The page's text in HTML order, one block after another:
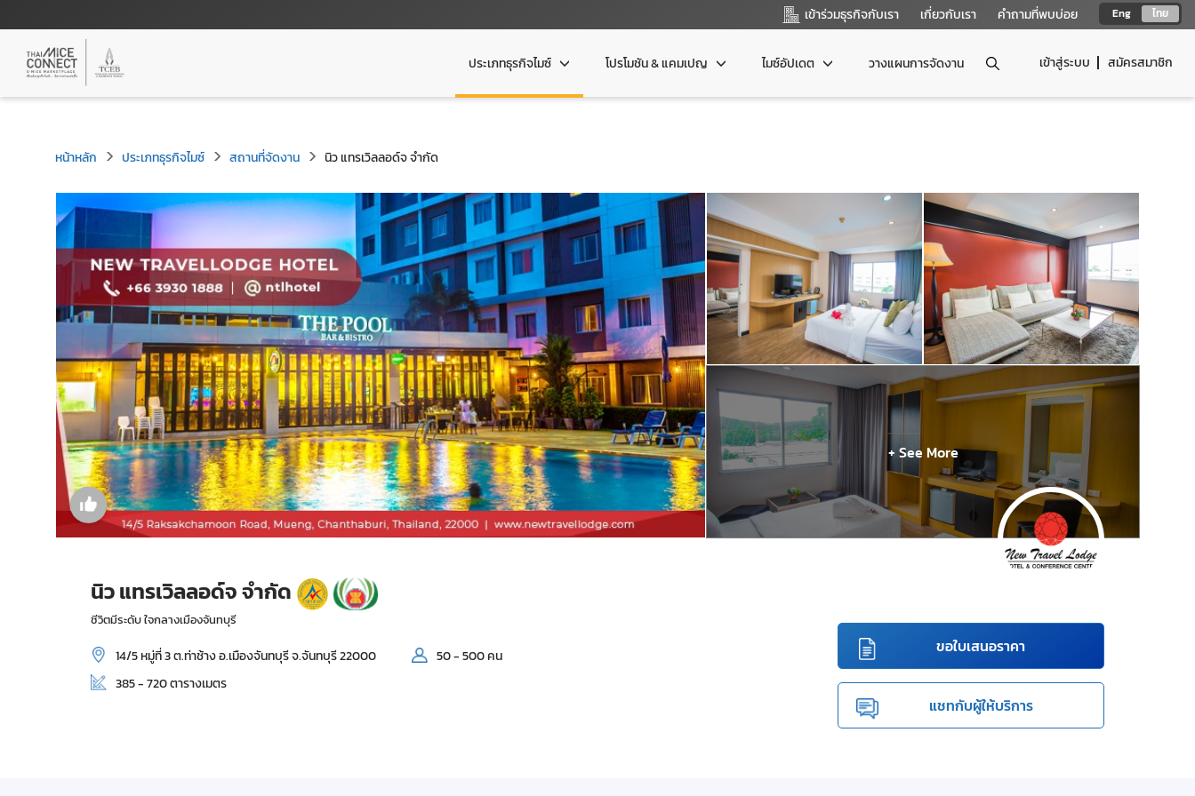
Eng ไทย
เข้าร่วมธุรกิจกับเรา เกี่ยวกับเรา คำถามที่พบบ่อย
เข้าสู่ระบบ สมัครสมาชิก
ประเภทธุรกิจไมซ์ โปรโมชัน & แคมเปญ ไมซ์อัปเดต วางแผนการจัดงาน
หน้าหลัก ประเภทธุรกิจไมซ์ สถานที่จัดงาน นิว แทรเวิลลอด์จ จำกัด
+ See More
นิว แทรเวิลลอด์จ จำกัด
ชีวิตมีระดับ ใจกลางเมืองจันทบุรี
14/5 หมู่ที่ 3 ต.ท่าช้าง อ.เมืองจันทบุรี จ.จันทบุรี 22000
50 - 500 คน
385 - 720 ตารางเมตร
ขอใบเสนอราคา
แชทกับผู้ให้บริการ